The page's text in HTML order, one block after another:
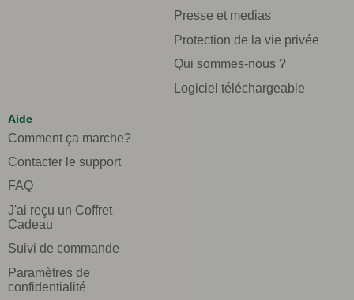
Presse et medias
Protection de la vie privée
Qui sommes-nous ?
Logiciel téléchargeable
Aide
Comment ça marche?
Contacter le support
FAQ
J'ai reçu un Coffret
Cadeau
Suivi de commande
Paramètres de
confidentialité